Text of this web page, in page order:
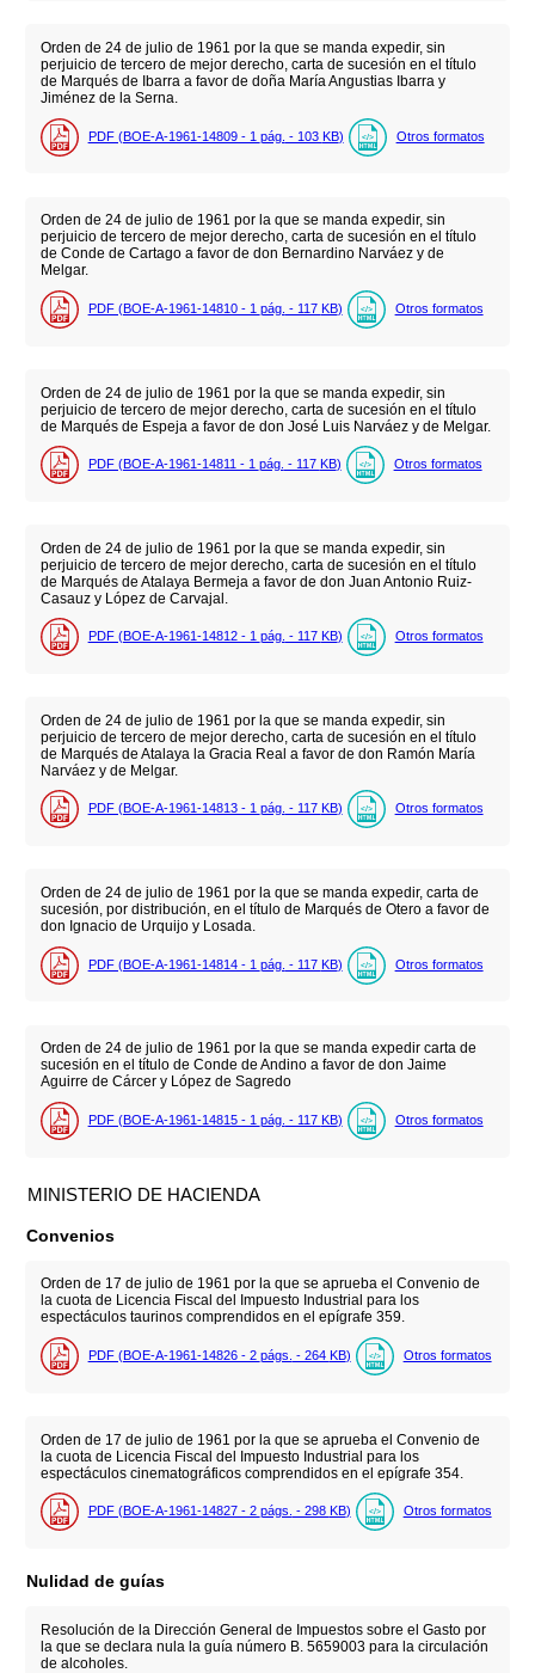
Orden de 24 de julio de 1961 por la que se manda expedir, sin
perjuicio de tercero de mejor derecho, carta de sucesión en el título
de Marqués de Ibarra a favor de doña María Angustias Ibarra y
Jiménez de la Serna.
PDF (BOE-A-1961-14809 - 1 pág. - 103 KB) Otros formatos
Orden de 24 de julio de 1961 por la que se manda expedir, sin
perjuicio de tercero de mejor derecho, carta de sucesión en el título
de Conde de Cartago a favor de don Bernardino Narváez y de
Melgar.
PDF (BOE-A-1961-14810 - 1 pág. - 117 KB) Otros formatos
Orden de 24 de julio de 1961 por la que se manda expedir, sin
perjuicio de tercero de mejor derecho, carta de sucesión en el título
de Marqués de Espeja a favor de don José Luis Narváez y de Melgar.
PDF (BOE-A-1961-14811 - 1 pág. - 117 KB) Otros formatos
Orden de 24 de julio de 1961 por la que se manda expedir, sin
perjuicio de tercero de mejor derecho, carta de sucesión en el título
de Marqués de Atalaya Bermeja a favor de don Juan Antonio Ruiz-
Casauz y López de Carvajal.
PDF (BOE-A-1961-14812 - 1 pág. - 117 KB) Otros formatos
Orden de 24 de julio de 1961 por la que se manda expedir, sin
perjuicio de tercero de mejor derecho, carta de sucesión en el título
de Marqués de Atalaya la Gracia Real a favor de don Ramón María
Narváez y de Melgar.
PDF (BOE-A-1961-14813 - 1 pág. - 117 KB) Otros formatos
Orden de 24 de julio de 1961 por la que se manda expedir, carta de
sucesión, por distribución, en el título de Marqués de Otero a favor de
don Ignacio de Urquijo y Losada.
PDF (BOE-A-1961-14814 - 1 pág. - 117 KB) Otros formatos
Orden de 24 de julio de 1961 por la que se manda expedir carta de
sucesión en el título de Conde de Andino a favor de don Jaime
Aguirre de Cárcer y López de Sagredo
PDF (BOE-A-1961-14815 - 1 pág. - 117 KB) Otros formatos
MINISTERIO DE HACIENDA
Convenios
Orden de 17 de julio de 1961 por la que se aprueba el Convenio de
la cuota de Licencia Fiscal del Impuesto Industrial para los
espectáculos taurinos comprendidos en el epígrafe 359.
PDF (BOE-A-1961-14826 - 2 págs. - 264 KB) Otros formatos
Orden de 17 de julio de 1961 por la que se aprueba el Convenio de
la cuota de Licencia Fiscal del Impuesto Industrial para los
espectáculos cinematográficos comprendidos en el epígrafe 354.
PDF (BOE-A-1961-14827 - 2 págs. - 298 KB) Otros formatos
Nulidad de guías
Resolución de la Dirección General de Impuestos sobre el Gasto por
la que se declara nula la guía número B. 5659003 para la circulación
de alcoholes.